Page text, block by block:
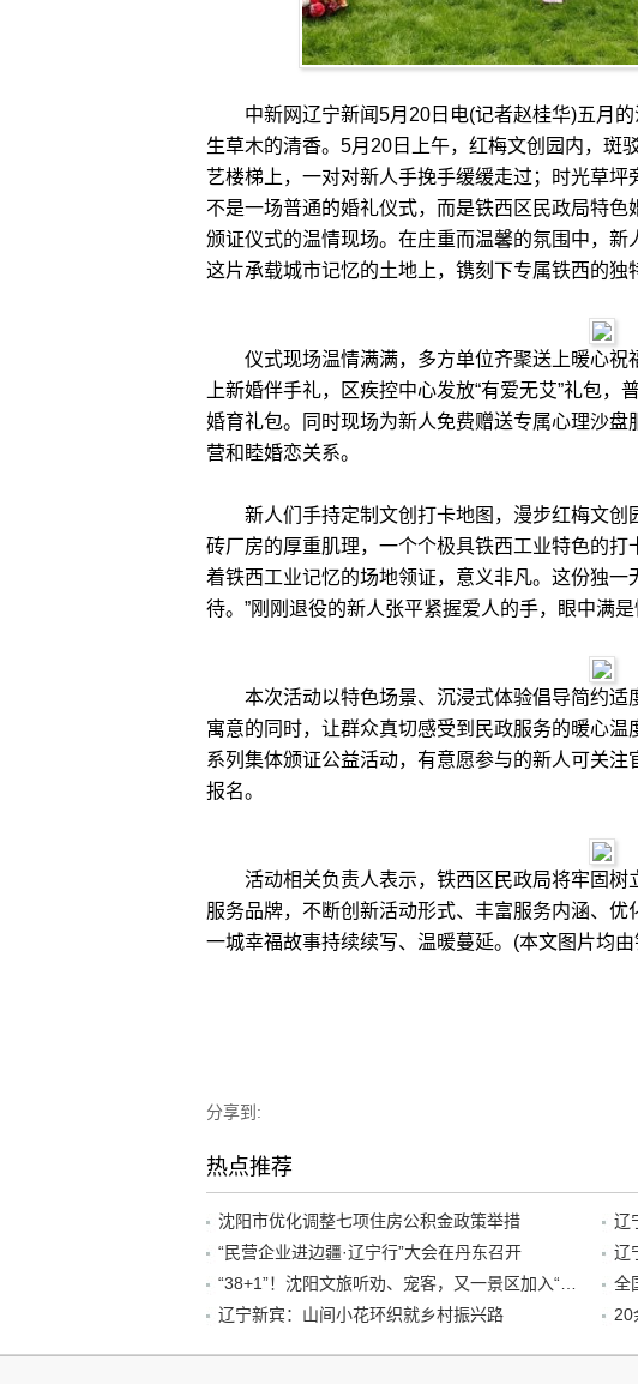
中新网辽宁新闻5月20日电(记者赵桂华)五月的
生草木的清香。5月20日上午，红梅文创园内，斑
艺楼梯上，一对对新人手挽手缓缓走过；时光草
不是一场普通的婚礼仪式，而是铁西区民政局特
颁证仪式的温情现场。在庄重而温馨的氛围中，
这片承载城市记忆的土地上，镌刻下专属铁西的独
仪式现场温情满满，多方单位齐聚送上暖心祝
上新婚伴手礼，区疾控中心发放“有爱无艾”礼包，
婚育礼包。同时现场为新人免费赠送专属心理沙
营和睦婚恋关系。
新人们手持定制文创打卡地图，漫步红梅文创
砖厂房的厚重肌理，一个个极具铁西工业特色的打
着铁西工业记忆的场地领证，意义非凡。这份独
待。”刚刚退役的新人张平紧握爱人的手，眼中满是
本次活动以特色场景、沉浸式体验倡导简约适
寓意的同时，让群众真切感受到民政服务的暖心温
系列集体颁证公益活动，有意愿参与的新人可关注
报名。
活动相关负责人表示，铁西区民政局将牢固树
服务品牌，不断创新活动形式、丰富服务内涵、
一城幸福故事持续续写、温暖蔓延。(本文图片均
分享到:
热点推荐
沈阳市优化调整七项住房公积金政策举措
辽
“民营企业进边疆·辽宁行”大会在丹东召开
辽
“38+1”！沈阳文旅听劝、宠客，又一景区加入“东北超”优惠名单！
辽宁新宾：山间小花环织就乡村振兴路
20